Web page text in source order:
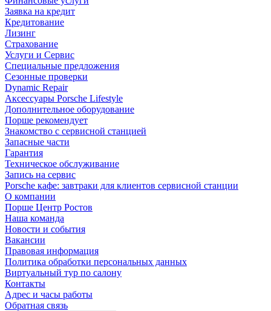
Заявка на кредит
Кредитование
Лизинг
Страхование
Услуги и Сервис
Специальные предложения
Сезонные проверки
Dynamic Repair
Аксессуары Porsche Lifestyle
Дополнительное оборудование
Порше рекомендует
Знакомство с сервисной станцией
Запасные части
Гарантия
Техническое обслуживание
Запись на сервис
Porsche кафе: завтраки для клиентов сервисной станции
О компании
Порше Центр Ростов
Наша команда
Новости и события
Вакансии
Правовая информация
Политика обработки персональных данных
Виртуальный тур по салону
Контакты
Адрес и часы работы
Обратная связь